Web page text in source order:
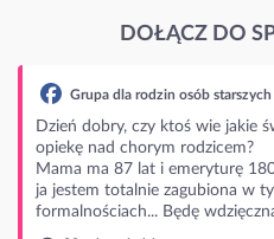
DOŁĄCZ DO
osób starszych
wie jakie świadczenia
rodzicem?
emeryturę 1800 zł..., wymaga stałej
zagubiona w tych wszystkich
wdzięczna za każdą